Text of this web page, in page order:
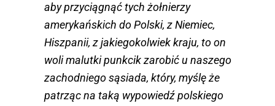
aby przyciągnąć tych żołnierzy
amerykańskich do Polski, z Niemiec,
Hiszpanii, z jakiegokolwiek kraju, to on
woli malutki punkcik zarobić u naszego
zachodniego sąsiada, który, myślę że
patrząc na taką wypowiedź polskiego